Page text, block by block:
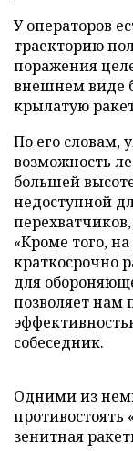
У операторов
траекторию
поражения
внешнем виде
крылатую
По его словам,
возможность
большей
недоступной
«Кроме того,
краткосрочно
для
позволяет нам
собеседник.
Одними из
противостоять
зенитная